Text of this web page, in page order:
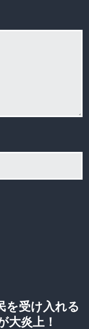
を受け入れる
大炎上！